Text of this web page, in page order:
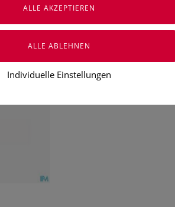
€ 9,67/ 100 ml
Preis inkl. MwSt.
Individuelle Einstellungen